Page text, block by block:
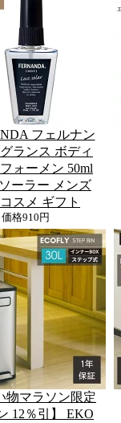
フェルナン
ランス ボディ
ォーメン 50ml
ーラー メンズ
スメ ギフト
価格910円
物マラソン限定
12％引】 EKO